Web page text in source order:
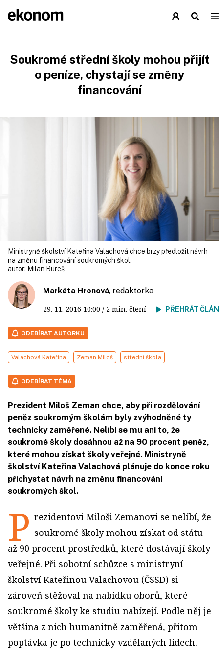
Soukromé střední školy mohou přijít
o peníze, chystají se změny
financování
Ministryně školství Kateřina Valachová chce brzy předložit návrh
na změnu financování soukromých škol.
autor: Milan Bureš
Markéta Hronová, redaktorka
29. 11. 2016 10:00 / 2 min. čtení PŘEHRÁT
ODEBÍRAT AUTORKU
Valachová Kateřina Zeman Miloš střední škola
ODEBÍRAT TÉMA
Prezident Miloš Zeman chce, aby při rozdělování
peněz soukromým školám byly zvýhodněné ty
technicky zaměřené. Nelíbí se mu ani to, že
soukromé školy dosáhnou až na 90 procent peněz,
které mohou získat školy veřejné. Ministryně
školství Kateřina Valachová plánuje do konce roku
přichystat návrh na změnu financování
soukromých škol.
P rezidentovi Miloši Zemanovi se nelíbí, že
soukromé školy mohou získat od státu
až 90 procent prostředků, které dostávají školy
veřejné. Při sobotní schůzce s ministryní
školství Kateřinou Valachovou (ČSSD) si
zároveň stěžoval na nabídku oborů, které
soukromé školy ke studiu nabízejí. Podle něj je
většina z nich humanitně zaměřená, přitom
poptávka je po technicky vzdělaných lidech.